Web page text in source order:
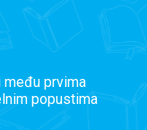
prvima
popustima